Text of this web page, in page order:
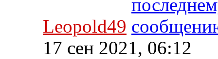
Leopold49
17 сен 2021, 06:12